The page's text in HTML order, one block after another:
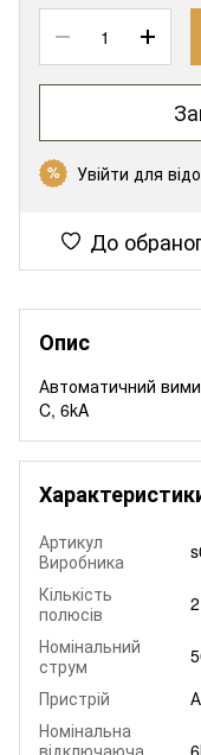
% Увійти для
До
Опис
Автоматичний
C, 6kA
Артикул
Виробника
Кількість
полюсів
2
Номінальний
струм
Пристрій
Номінальна
відключаюча